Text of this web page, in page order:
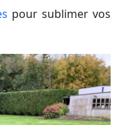
pour sublimer vos